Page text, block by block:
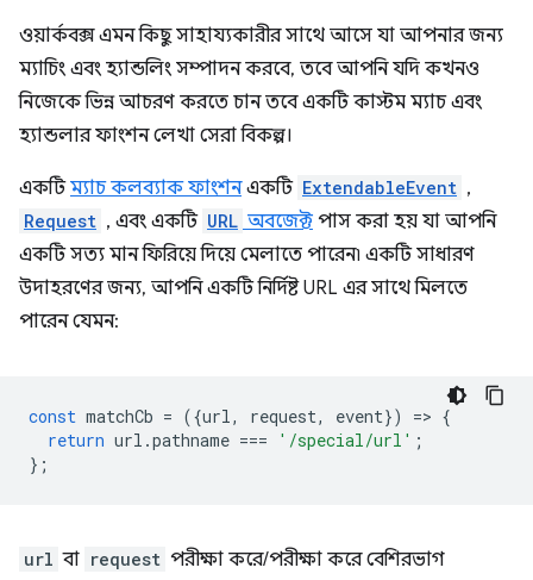
ওয়ার্কবক্স এমন কিছু সাহায্যকারীর সাথে আসে যা আপনার জন্য
ম্যাচিং এবং হ্যান্ডলিং সম্পাদন করবে, তবে আপনি যদি কখনও
নিজেকে ভিন্ন আচরণ করতে চান তবে একটি কাস্টম ম্যাচ এবং
হ্যান্ডলার ফাংশন লেখা সেরা বিকল্প।
একটিম্যাচ কলব্যাক ফাংশনএকটি ExtendableEvent ,
Request , এবং একটি URL অবজেক্ট পাস করা হয় যা আপনি
একটি সত্য মান ফিরিয়ে দিয়ে মেলাতে পারেন৷ একটি সাধারণ
উদাহরণের জন্য, আপনি একটি নির্দিষ্ট URL এর সাথে মিলতে
পারেন যেমন:
const matchCb = ({url, request, event}) => {
return url .pathname === '/special/url' ;
};
url বা request পরীক্ষা করে/পরীক্ষা করে বেশিরভাগ